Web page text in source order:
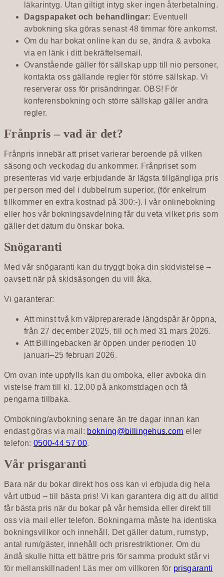
läkarintyg. Utan giltigt intyg sker ingen återbetalning.
Dagspapaket och behandlingar: Eventuell
avbokning ska göras senast 48 timmar före ankomst.
Om du har bokat online kan du se, ändra & avboka
via en länk i ditt bekräftelsemail.
Ovanstående gäller för sällskap upp till nio personer,
kontakta oss gällande regler för större sällskap. Vi
reserverar oss för prisändringar. OBS! För
konferensbokning och större sällskap gäller andra
regler.
Frånpris – vad är det?
Frånpris innebär att priset varierar beroende på vilken
säsong och veckodag du ankommer. Frånpriset som
presenteras vid varje erbjudande är lägsta tillgängliga pris
per person med del i dubbelrum superior, (för enkelrum
tillkommer en extra kostnad på 300:-). I vår onlinebokning
eller hos vår bokningsavdelning får du veta vilket pris som
gäller det datum du önskar boka.
Snögaranti
Med vår snögaranti kan du tryggt boka din skidvistelse –
oavsett när på skidsäsongen du vill åka.
Vi garanterar:
Att minst två km välpreparerade längdspår är öppna,
från 27 december 2025, till och med 31 mars 2026.
Att Billingebacken är öppen under perioden 10
januari–25 februari 2026.
Om ovan inte uppfylls kan du omboka, eller avboka din
vistelse fram till kl. 12.00 på ankomstdagen och få
pengarna tillbaka.
Ombokning/avbokning senare än tre dagar innan kan
endast göras via mail: bokning@billingehus.com eller
telefon: 0500-44 57 00.
Vår prisgaranti
Bara när du bokar direkt hos oss kan vi erbjuda dig hela
vårt utbud – till bästa pris! Vi kan garantera dig att du alltid
får bästa pris när du bokar på vår hemsida eller direkt till
oss via mail eller telefon. Bokningarna måste ha identiska
bokningsvillkor och innehåll. Det gäller datum, rumstyp,
antal rum/gäster, innehåll och prisrestriktioner. Om du
ändå skulle hitta ett bättre pris för samma produkt står vi
för mellanskillnaden! Läs mer om villkoren för prisgaranti